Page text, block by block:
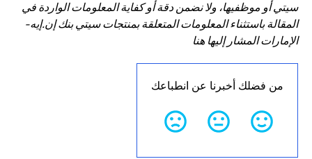
سيتي أو موظفيها، ولا نضمن دقة أو كفاية المعلومات الواردة في
المقالة باستثناء المعلومات المتعلقة بمنتجات سيتي بنك إن.إيه-
الإمارات المشار إليها هنا
من فضلك أخبرنا عن انطباعك